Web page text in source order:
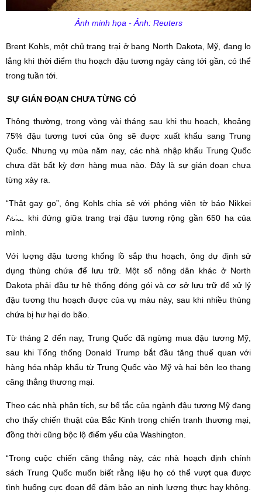
Ảnh minh họa - Ảnh: Reuters
Brent Kohls, một chủ trang trại ở bang North Dakota, Mỹ, đang lo
lắng khi thời điểm thu hoạch đậu tương ngày càng tới gần, có thể
trong tuần tới.
SỰ GIÁN ĐOẠN CHƯA TỪNG CÓ
Thông thường, trong vòng vài tháng sau khi thu hoạch, khoảng
75% đậu tương tươi của ông sẽ được xuất khẩu sang Trung
Quốc. Nhưng vụ mùa năm nay, các nhà nhập khẩu Trung Quốc
chưa đặt bất kỳ đơn hàng mua nào. Đây là sự gián đoạn chưa
từng xảy ra.
“Thật gay go”, ông Kohls chia sẻ với phóng viên tờ báo Nikkei
Asia, khi đứng giữa trang trại đậu tương rộng gần 650 ha của
mình.
Với lượng đậu tương khổng lồ sắp thu hoạch, ông dự định sử
dụng thùng chứa để lưu trữ. Một số nông dân khác ở North
Dakota phải đầu tư hệ thống đóng gói và cơ sở lưu trữ để xử lý
đậu tương thu hoạch được của vụ màu này, sau khi nhiều thùng
chứa bị hư hại do bão.
Từ tháng 2 đến nay, Trung Quốc đã ngừng mua đậu tương Mỹ,
sau khi Tổng thống Donald Trump bắt đầu tăng thuế quan với
hàng hóa nhập khẩu từ Trung Quốc vào Mỹ và hai bên leo thang
căng thẳng thương mại.
Theo các nhà phân tích, sự bế tắc của ngành đậu tương Mỹ đang
cho thấy chiến thuật của Bắc Kinh trong chiến tranh thương mại,
đồng thời cũng bộc lộ điểm yếu của Washington.
“Trong cuộc chiến căng thẳng này, các nhà hoạch định chính
sách Trung Quốc muốn biết rằng liệu họ có thể vượt qua được
tình huống cực đoan để đảm bảo an ninh lương thực hay không.